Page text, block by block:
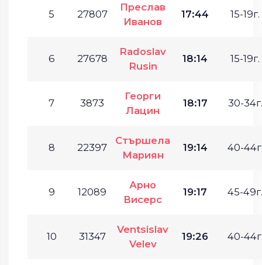
5 27807
Преслав
Иванов
17:44 15-19г.
6 27678
Radoslav
Rusin
18:14 15-19г.
7 3873
Георги
Лацин
18:17 30-34г.
8 22397
Стършела
Мариян
19:14 40-
9 12089
Арно
Висерс
19:17 45-49г.
10 31347
Ventsislav
Velev
19:26 40-